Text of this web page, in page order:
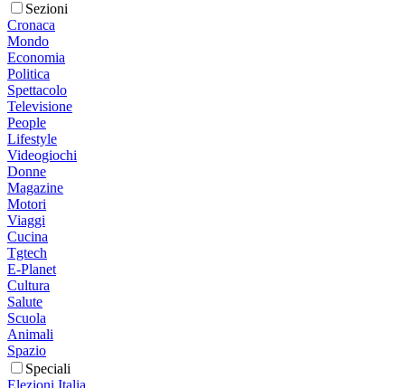
Sezioni
Cronaca
Mondo
Economia
Politica
Spettacolo
Televisione
People
Lifestyle
Videogiochi
Donne
Magazine
Motori
Viaggi
Cucina
Tgtech
E-Planet
Cultura
Salute
Scuola
Animali
Spazio
Speciali